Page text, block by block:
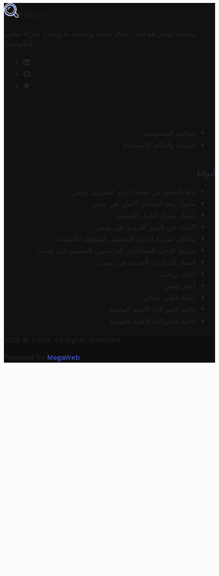
TROVIT
تروفيت تونس هو دليل أعمال تملكه وتحتفظ به وتديره
شركة مخزن
التكنولوجيا
سياسة الخصوصية
شروط وأحكام الاستخدام
أدواتنا
أداة التحقق من صحة الرقم الضريبي تونس
محول رقم الحساب الآيبان في تونس
أسعار صرف الدينار التونسي
البحث عن الرمز البريدي في تونس
محاكي ضريبة الدخل الشخصي للموظف/المتقاعد
ضريبة الدخل للمتقاعدين الفرنسيين المقيمين في تونس
أسعار السيارات الجديدة في تونس
أخبار تروفيت
أخبار تونس
رابط خلفي مجاني
قائمة الشركات الأهلية المحلية
قائمة الشركات الأهلية الجهوية
2025 © Trovit. All Rights Reserved.
Powered By MegaWeb